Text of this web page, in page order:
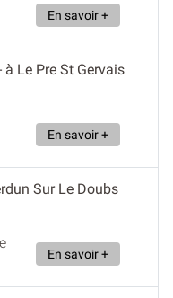
En savoir +
à Le Pre St Gervais
En savoir +
Sur Le Doubs
En savoir +